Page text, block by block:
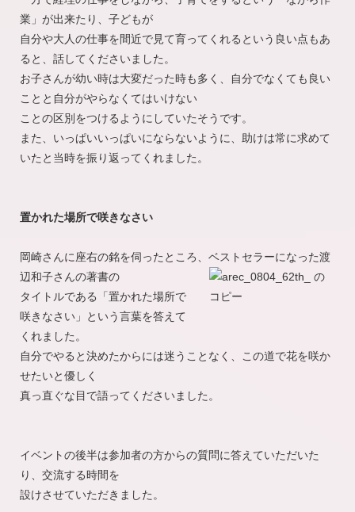
業」が出来たり、子どもが
自分や大人の仕事を間近で見て育ってくれるという良い点もあ
ると、話してくださいました。
お子さんが幼い時は大変だった時も多く、自分でなくても良い
ことと自分がやらなくてはいけない
ことの区別をつけるようにしていたそうです。
また、いっぱいいっぱいにならないように、助けは常に求めて
いたと当時を振り返ってくれました。
置かれた場所で咲きなさい
岡崎さんに座右の銘を伺ったところ、ベストセラーになった渡
辺和子さんの著書の
タイトルである「置かれた場所で
咲きなさい」という言葉を答えて
くれました。
自分でやると決めたからには迷うことなく、この道で花を咲か
せたいと優しく
真っ直ぐな目で語ってくださいました。
イベントの後半は参加者の方からの質問に答えていただいた
り、交流する時間を
設けさせていただきました。